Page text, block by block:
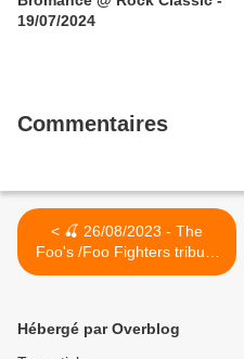
19/07/2024
Commentaires
< 🍒 26/08/2023 - The
Foo's /Foo Fighters tribute
band/ @ Rock Classic - 55,
Entrée gratuite / Free
Hébergé par Overblog